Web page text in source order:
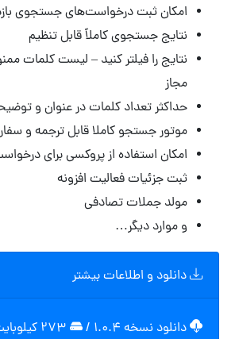
امکان ثبت درخواست‌های جستجوی
نتایج جستجوی کاملاً قابل تنظیم
نتایج را فیلتر کنید – لیست کلمات
مجاز
حداکثر تعداد کلمات در عنوان و
موتور جستجو کاملا قابل ترجمه و
امکان استفاده از پروکسی برای
ثبت جزئیات فعالیت افزونه
مولد جملات تصادفی
و موارد دیگر…
دانلود و اطلاعات بیشتر
دانلود نسخه ۱.۰.۴ /